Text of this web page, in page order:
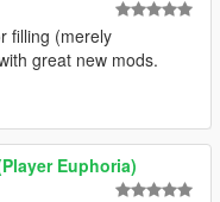
filling (merely
great new mods.
Euphoria)